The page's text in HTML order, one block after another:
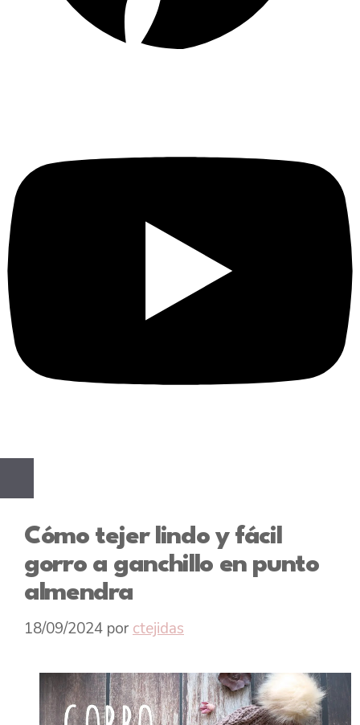
Cómo tejer lindo y fácil
gorro a ganchillo en punto
almendra
18/09/2024 por ctejidas